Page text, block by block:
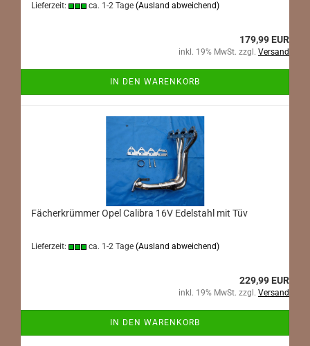
Lieferzeit: ca. 1-2 Tage (Ausland abweichend)
179,99 EUR
inkl. 19% MwSt. zzgl. Versand
IN DEN WARENKORB
Fächerkrümmer Opel Calibra 16V Edelstahl mit Tüv
Lieferzeit: ca. 1-2 Tage (Ausland abweichend)
229,99 EUR
inkl. 19% MwSt. zzgl. Versand
IN DEN WARENKORB